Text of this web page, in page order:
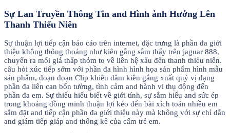
Sự Lan Truyền Thông Tin and Hình ảnh Hưởng Lên
Thanh Thiếu Niên
Sự thuận lợi tiếp cận báo cáo trên internet, đặc trưng là phần đa giới
thiệu không thông thoáng như kiên gắng sắm thấy trên jaguar 888,
chuyển ra mối giá thấp thỏm to về liên hệ xấu đến thanh thiếu niên.
câu hỏi xúc tiếp sớm với phần đa hình hình họa sản phẩm hình mẫu
sản phẩm, đoạn đoạn Clip khiêu dâm kiên gắng xuất quý vị dạng
phần đa liên can bốn tưởng, tình cảm and hành vi thụ động đến
phần đa em. Sự thiếu hiểu biết về giới tính, sự sắm hiểu and sức ép
trong khoảng đồng minh thuận lợi kéo đến bài xích toán nhiều em
sắm đặt and tiếp cận phần đa giới thiệu này mà không với sự chỉ dẫn
and giám tiếp giáp and thống kê của cấm trẻ em.